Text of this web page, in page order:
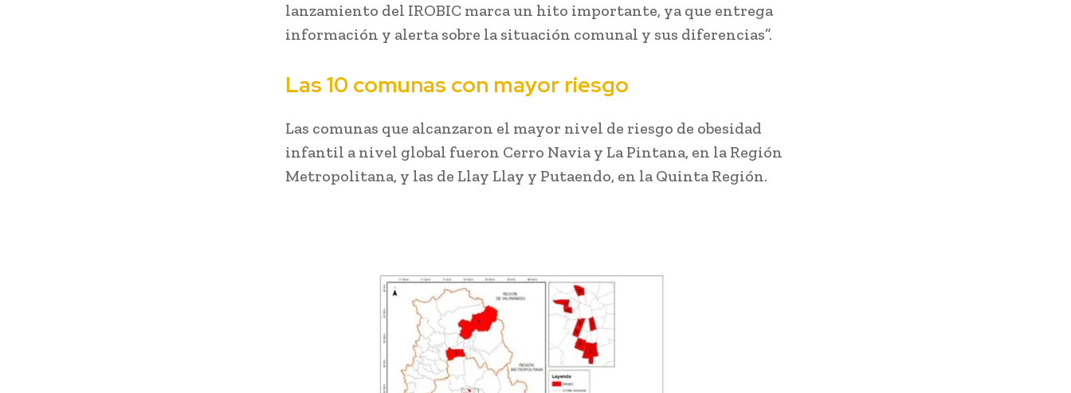
lanzamiento del IROBIC marca un hito importante, ya que entrega
información y alerta sobre la situación comunal y sus diferencias”.
Las 10 comunas con mayor riesgo
Las comunas que alcanzaron el mayor nivel de riesgo de obesidad
infantil a nivel global fueron Cerro Navia y La Pintana, en la Región
Metropolitana, y las de Llay Llay y Putaendo, en la Quinta Región.